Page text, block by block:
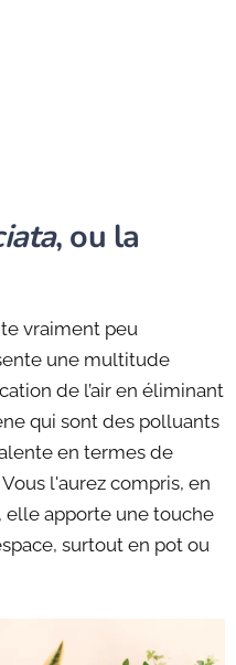
, ou la
vraiment peu
une multitude
de l’air en éliminant
qui sont des polluants
en termes de
l'aurez compris, en
elle apporte une touche
surtout en pot ou